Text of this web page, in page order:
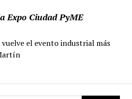
Expo Ciudad PyME
el evento industrial más